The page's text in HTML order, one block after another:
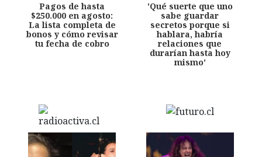
Pagos de hasta
$250.000 en agosto:
La lista completa de
bonos y cómo revisar
tu fecha de cobro
'Qué suerte que uno
sabe guardar
secretos porque si
hablara, habría
relaciones que
durarían hasta hoy
mismo'